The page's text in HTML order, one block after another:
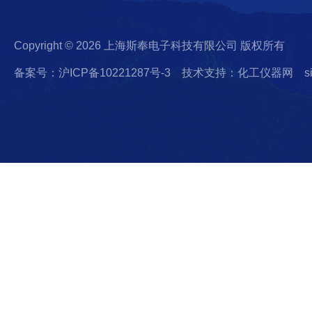
Copyright © 2026 上海斯奉电子科技有限公司 版权所有
备案号：沪ICP备10221287号-3 技术支持：化工仪器网